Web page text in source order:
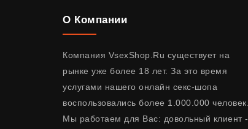
О Компании
Компания VsexShop.Ru существует на
рынке уже более 18 лет. За это время
услугами нашего онлайн секс-шопа
воспользовались более 1.000.000 человек.
Мы работаем для Вас: довольный клиент -